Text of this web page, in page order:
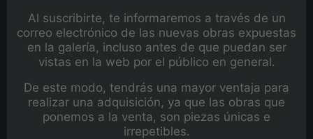
Al suscribirte, te informaremos a través de un
correo electrónico de las nuevas obras expuestas
en la galería, incluso antes de que puedan ser
vistas en la web por el público en general.
De este modo, tendrás una mayor ventaja para
realizar una adquisición, ya que las obras que
ponemos a la venta, son piezas únicas e
irrepetibles.